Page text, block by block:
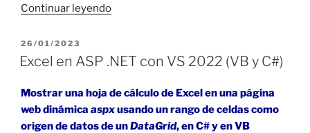
Continuar leyendo«Listar
ASP
con
VS
2022
PUBLICADO
EL
26/01/2023
Excel en ASP .NET con VS 2022 (VB y C#)
Mostrar una hoja de cálculo de Excel en una página
web dinámica aspxusando un rango de celdas como
origen de datos de unDataGrid, en C# y en VB